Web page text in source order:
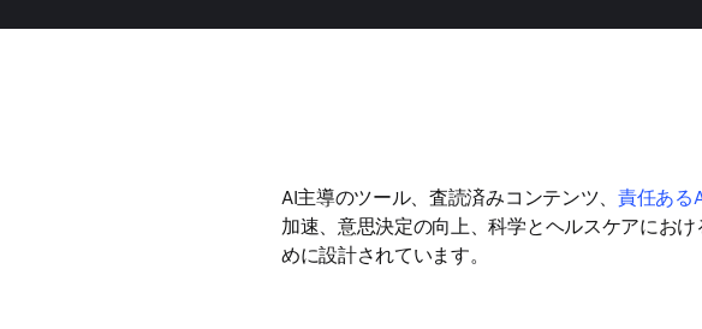
AI主導のツール、査読済みコンテンツ、 責任ある
加速、意思決定の向上、科学とヘルスケアにお
めに設計されています。